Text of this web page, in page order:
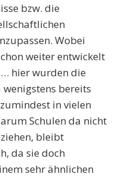
bzw. die
Wobei
weiter entwickelt
hier wurden die
wenigstens bereits
in vielen
Schulen da nicht
bleibt
da sie doch
sehr ähnlichen